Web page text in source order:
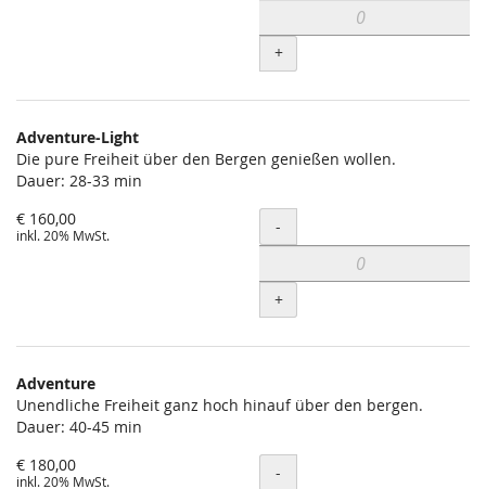
+
Adventure-Light
Die pure Freiheit über den Bergen genießen wollen.
Dauer: 28-33 min
€ 160,00
inkl. 20% MwSt. Menge
-
+
Adventure
Unendliche Freiheit ganz hoch hinauf über den bergen.
Dauer: 40-45 min
€ 180,00
inkl. 20% MwSt. Menge
-